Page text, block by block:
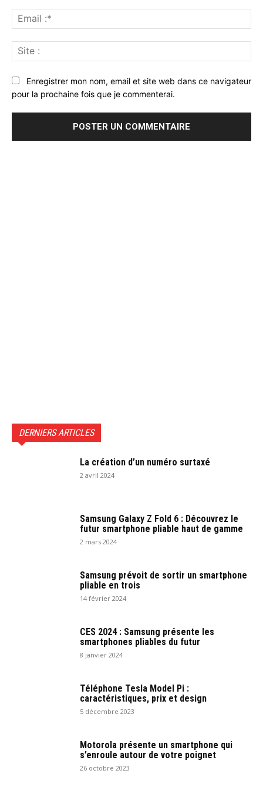
:*
:
Enregistrer mon nom, email et site web dans ce navigateur
pour la prochaine fois que je commenterai.
DERNIERS ARTICLES
La création d’un numéro surtaxé
2 avril 2024
Samsung Galaxy Z Fold 6 : Découvrez le
futur smartphone pliable haut de gamme
2 mars 2024
Samsung prévoit de sortir un smartphone
pliable en trois
14 février 2024
CES 2024 : Samsung présente les
smartphones pliables du futur
8 janvier 2024
Téléphone Tesla Model Pi :
caractéristiques, prix et design
5 décembre 2023
Motorola présente un smartphone qui
s’enroule autour de votre poignet
26 octobre 2023